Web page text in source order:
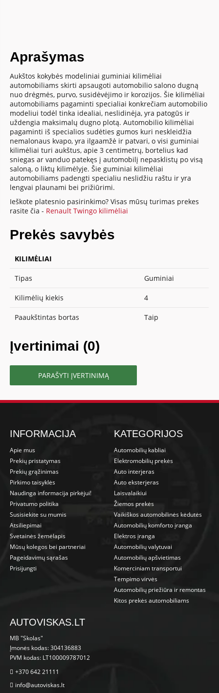
Aprašymas
Aukštos kokybės modeliniai guminiai kilimėliai
automobiliams skirti apsaugoti automobilio salono dugną
nuo drėgmės, purvo, susidėvėjimo ir korozijos. Šie kilimėliai
automobiliams pagaminti specialiai konkrečiam automobilio
modeliui todėl tinka idealiai, neslidinėja, yra patogūs ir
uždengia maksimalų dugno plotą. Automobilio kilimėliai
pagaminti iš specialios sudėties gumos kuri neskleidžia
nemalonaus kvapo, yra ilgaamžė ir patvari, o visi guminiai
kilimėliai turi aukštus, apie 3 centimetrų, bortelius kad
sniegas ar vanduo patekęs į automobilį nepasklistų po visą
saloną, o liktų kilimėlyje. Šie guminiai kilimėliai
automobiliams padengti specialiu neslidžiu raštu ir yra
lengvai plaunami bei prižiūrimi.
Ieškote platesnio pasirinkimo? Visas mūsų turimas prekes
rasite čia - Renault Twingo kilimėliai
Prekės savybės
KILIMĖLIAI
Tipas Guminiai
Kilimėlių kiekis 4
Paaukštintas bortas Taip
Įvertinimai (0)
PARAŠYTI ĮVERTINIMĄ
INFORMACIJA
Apie mus
Prekių pristatymas
Prekių grąžinimas
Pirkimo taisyklės
Naudinga informacija pirkėjui!
Privatumo politika
Susisiekite su mumis
Atsiliepimai
Svetainės žemėlapis
Mūsų kolegos bei partneriai
Pageidavimų sąrašas
Prisijungti
KATEGORIJOS
Automobilių kabliai
Elektromobilių prekės
Auto interjeras
Auto eksterjeras
Laisvalaikiui
Žiemos prekės
Vaikiškos automobilinės kėdutės
Automobilių komforto įranga
Elektros įranga
Automobilių valytuvai
Automobilių apšvietimas
Komerciniam transportui
Tempimo virvės
Automobilių priežiūra ir remontas
Kitos prekės automobiliams
AUTOVISKAS.LT
MB "Skolas"
Įmonės kodas: 304136883
PVM kodas: LT100009787012
+370 642 21111
info@autoviskas.lt